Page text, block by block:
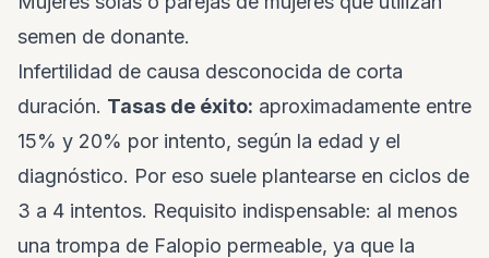
semen de donante.
Infertilidad de causa desconocida de corta
duración. Tasas de éxito: aproximadamente entre
15% y 20% por intento, según la edad y el
diagnóstico. Por eso suele plantearse en ciclos de
3 a 4 intentos. Requisito indispensable: al menos
una trompa de Falopio permeable, ya que la